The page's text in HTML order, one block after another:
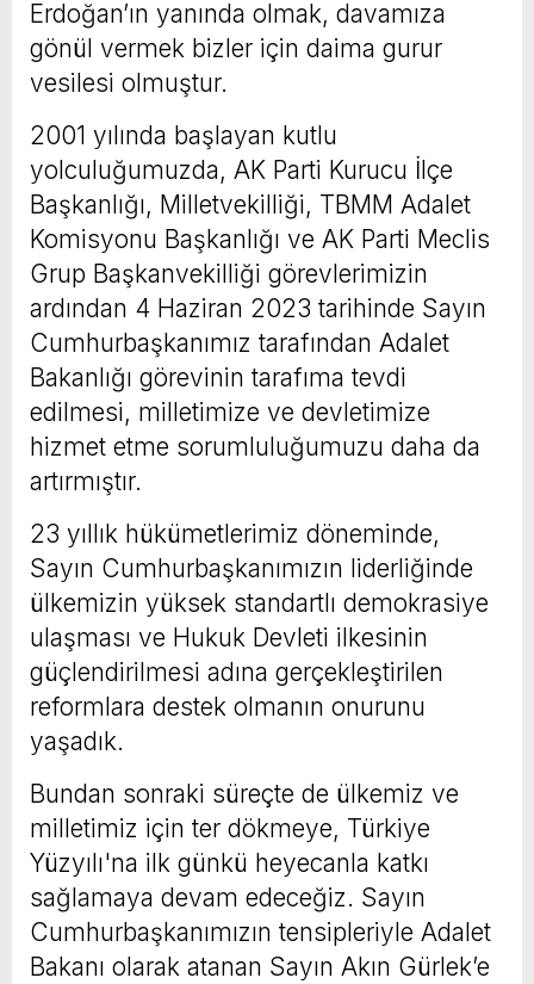
Erdoğan’ın yanında olmak, davamıza
gönül vermek bizler için daima gurur
vesilesi olmuştur.
2001 yılında başlayan kutlu
yolculuğumuzda, AK Parti Kurucu İlçe
Başkanlığı, Milletvekilliği, TBMM Adalet
Komisyonu Başkanlığı ve AK Parti Meclis
Grup Başkanvekilliği görevlerimizin
ardından 4 Haziran 2023 tarihinde Sayın
Cumhurbaşkanımız tarafından Adalet
Bakanlığı görevinin tarafıma tevdi
edilmesi, milletimize ve devletimize
hizmet etme sorumluluğumuzu daha da
artırmıştır.
23 yıllık hükümetlerimiz döneminde,
Sayın Cumhurbaşkanımızın liderliğinde
ülkemizin yüksek standartlı demokrasiye
ulaşması ve Hukuk Devleti ilkesinin
güçlendirilmesi adına gerçekleştirilen
reformlara destek olmanın onurunu
yaşadık.
Bundan sonraki süreçte de ülkemiz ve
milletimiz için ter dökmeye, Türkiye
Yüzyılı'na ilk günkü heyecanla katkı
sağlamaya devam edeceğiz. Sayın
Cumhurbaşkanımızın tensipleriyle Adalet
Bakanı olarak atanan Sayın Akın Gürlek’e